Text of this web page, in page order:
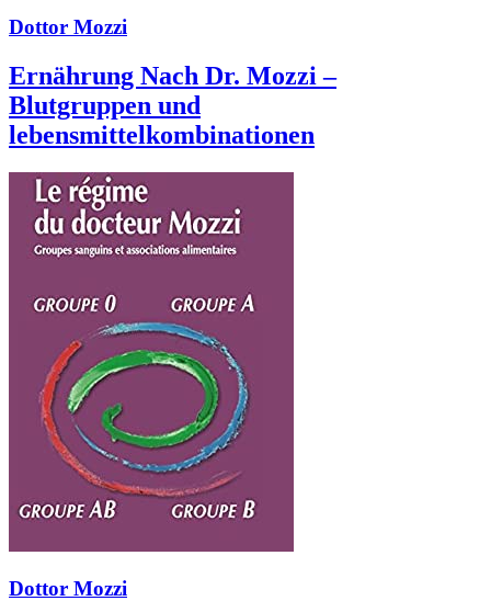
Dottor Mozzi
Ernährung Nach Dr. Mozzi –
Blutgruppen und
lebensmittelkombinationen
Dottor Mozzi